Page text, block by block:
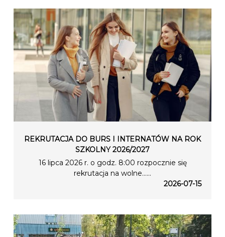
REKRUTACJA DO BURS I INTERNATÓW NA ROK
SZKOLNY 2026/2027
16 lipca 2026 r. o godz. 8:00 rozpocznie się
rekrutacja na wolne…...
2026-07-15